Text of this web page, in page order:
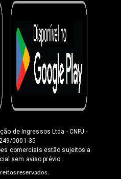
de Ingressos Ltda - CNPJ -
0001-35
comerciais estão sujeitos a
sem aviso prévio.
reservados.